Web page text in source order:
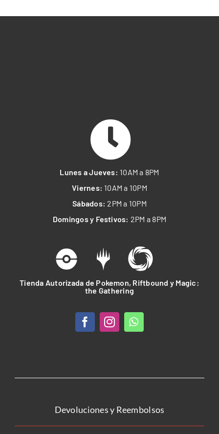
Lunes a Jueves: 10AM a 8PM
Viernes: 10AM a 10PM
Sábados: 2PM a 10PM
Domingos y Festivos: 2PM a 8PM
Tienda Autorizada de Pokemon, Riftbound y Magic:
the Gathering
Devoluciones y Reembolsos